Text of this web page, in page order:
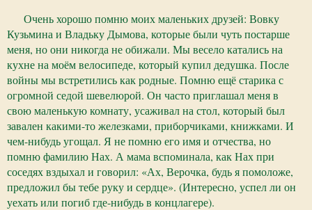
Очень хорошо помню моих маленьких друзей: Вовку
Кузьмина и Владьку Дымова, которые были чуть постарше
меня, но они никогда не обижали. Мы весело катались на
кухне на моём велосипеде, который купил дедушка. После
войны мы встретились как родные. Помню ещё старика с
огромной седой шевелюрой. Он часто приглашал меня в
свою маленькую комнату, усаживал на стол, который был
завален какими-то железками, приборчиками, книжками. И
чем-нибудь угощал. Я не помню его имя и отчества, но
помню фамилию Нах. А мама вспоминала, как Нах при
соседях вздыхал и говорил: «Ах, Верочка, будь я помоложе,
предложил бы тебе руку и сердце». (Интересно, успел ли он
уехать или погиб где-нибудь в концлагере).